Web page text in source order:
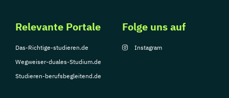
Relevante Portale
Das-Richtige-studieren.de
Wegweiser-duales-Studium.de
Studieren-berufsbegleitend.de
Folge uns auf
Instagram